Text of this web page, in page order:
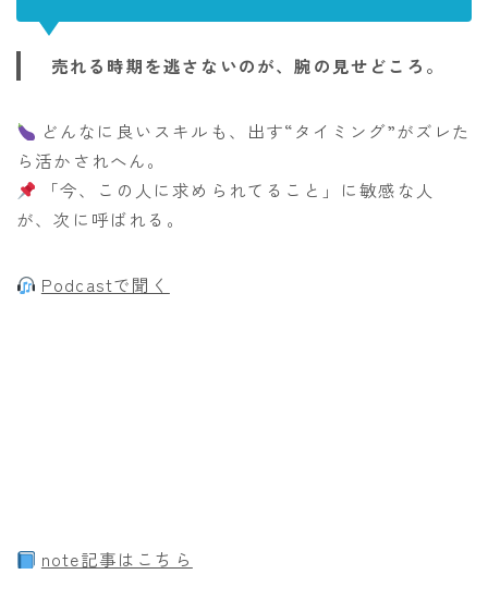
売れる時期を逃さないのが、腕の見せどころ。
どんなに良いスキルも、出す“タイミング”がズレた
ら活かされへん。
「今、この人に求められてること」に敏感な人
が、次に呼ばれる。
Podcastで聞く
note記事はこちら